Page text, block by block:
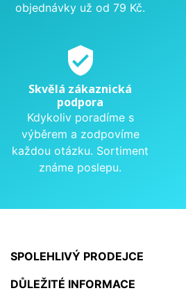
objednávky už od 79 Kč.
verified_user
Skvělá zákaznická
podpora
Kdykoliv poradíme s
výběrem a zodpovíme
každou otázku. Sortiment
známe poslepu.
SPOLEHLIVÝ PRODEJCE
DŮLEŽITÉ INFORMACE